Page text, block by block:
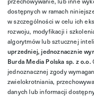
dostępnych w ramach
w szczególności w celu ich
rozwoju, modyfikacji i
algorytmów lub sztucznej
uprzedniej, jednoznacznie
Burda Media Polska sp. z o.o.
jednoznacznej zgody
zwielokrotniania,
danych lub informacji